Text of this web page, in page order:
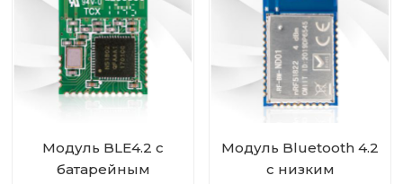
Модуль BLE4.2 с
батарейным
Модуль Bluetooth 4.2
с низким